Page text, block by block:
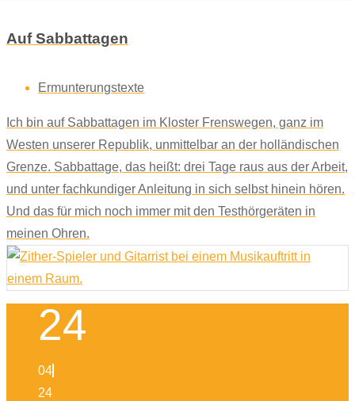
Auf Sabbattagen
Ermunterungstexte
Ich bin auf Sabbattagen im Kloster Frenswegen, ganz im
Westen unserer Republik, unmittelbar an der holländischen
Grenze. Sabbattage, das heißt: drei Tage raus aus der Arbeit,
und unter fachkundiger Anleitung in sich selbst hinein hören.
Und das für mich noch immer mit den Testhörgeräten in
meinen Ohren.
24
04
24